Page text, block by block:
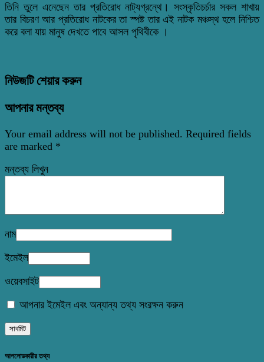
তিনি তুলে এনেছেন তার প্রতিরোধ নাট্যগ্রন্থে। সংস্কৃতিচর্চার সকল শাখায়
তার বিচরণ আর প্রতিরোধ নাটকের তা স্পষ্ট তার এই নাটক মঞ্চস্থ হলে নিশ্চিত
করে বলা যায় মানুষ দেখতে পাবে আসল পৃথিবীকে ।
নিউজটি শেয়ার করুন
আপনার মন্তব্য
Your email address will not be published. Required fields
are marked *
মন্তব্য লিখুন
নাম
ইমেইল
ওয়েবসাইট
আপনার ইমেইল এবং অন্যান্য তথ্য সংরক্ষন করুন
আপলোডকারীর তথ্য